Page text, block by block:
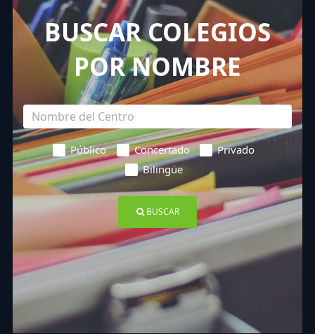
BUSCAR COLEGIOS
POR NOMBRE
Público Concertado
Privado
Bilingüe
BUSCAR